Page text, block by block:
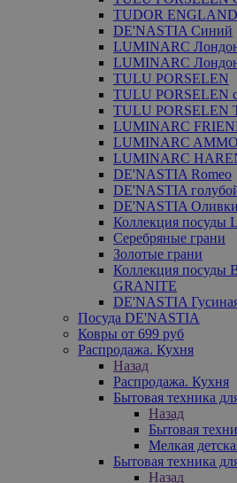
TUDOR ENGLAND
DE'NASTIA Синий
LUMINARC
LUMINARC
TULU PORSELEN
TULU PORSELEN
TULU PORSELEN
LUMINARC
LUMINARC
LUMINARC
DE'NASTIA Romeo
DE'NASTIA
DE'NASTIA Оливки
Коллекция посуды
Серебряные грани
Золотые грани
Коллекция посуды
GRANITE
DE'NASTIA
Посуда DE'NASTIA
Ковры от 699 руб
Распродажа. Кухня
Назад
Распродажа. Кухня
Бытовая техника
Назад
Бытовая
Мелкая
Бытовая техника
Назад